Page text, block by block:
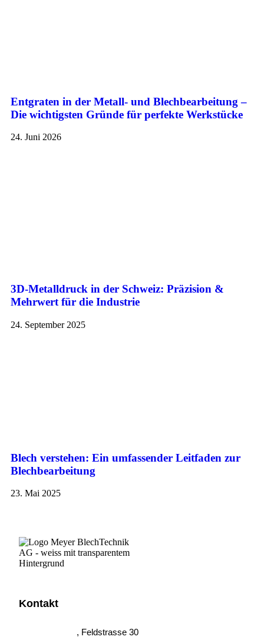
Entgraten in der Metall- und Blechbearbeitung –
Die wichtigsten Gründe für perfekte Werkstücke
24. Juni 2026
3D-Metalldruck in der Schweiz: Präzision &
Mehrwert für die Industrie
24. September 2025
Blech verstehen: Ein umfassender Leitfaden zur
Blechbearbeitung
23. Mai 2025
Kontakt
, Feldstrasse 30